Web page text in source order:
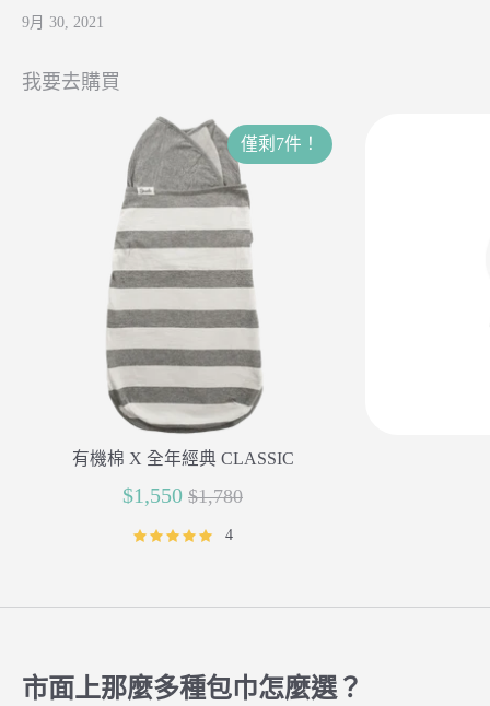
9月 30, 2021
我要去購買
有機棉 X 全年經典 CLASSIC
$1,550 正
常
$1,780
僅剩7件！
4
市面上那麼多種包巾怎麼選？